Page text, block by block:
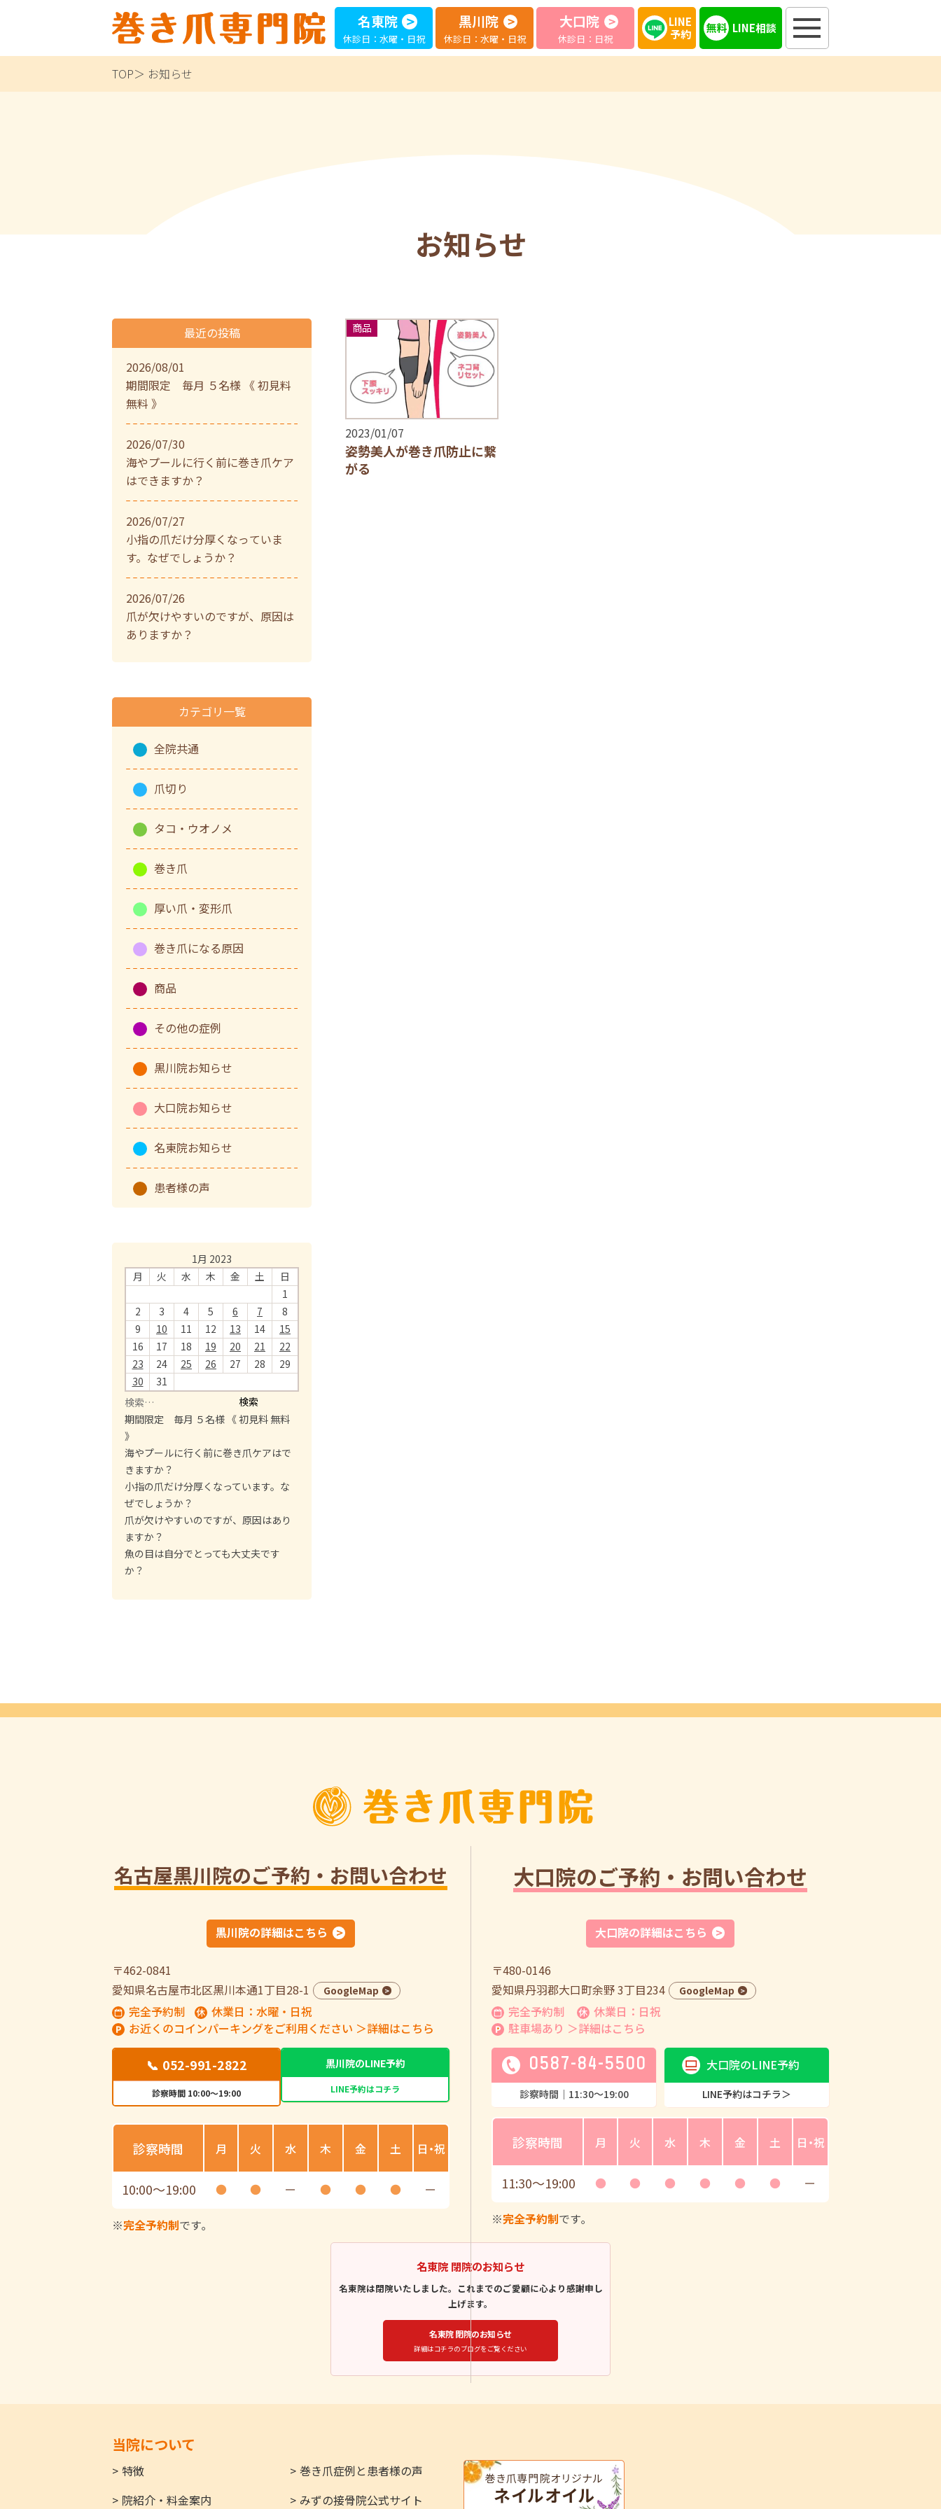
名東院
休診日：水曜・日祝
黒川院
休診日：水曜・日祝
大口院
休診日：日祝
LINE
予約
LINE相談
TOP お知らせ
お知らせ
商品
2023/01/07
姿勢美人が巻き爪防止に繋
がる
最近の投稿
2026/08/01
期間限定 毎月 ５名様 《 初見料
無料 》
2026/07/30
海やプールに行く前に巻き爪ケア
はできますか？
2026/07/27
小指の爪だけ分厚くなっていま
す。なぜでしょうか？
2026/07/26
爪が欠けやすいのですが、原因は
ありますか？
カテゴリ一覧
全院共通
爪切り
タコ・ウオノメ
巻き爪
厚い爪・変形爪
巻き爪になる原因
商品
その他の症例
黒川院お知らせ
大口院お知らせ
名東院お知らせ
患者様の声
1月 2023
月
火 水 木 金 土
日
1
2
3 4 5 6 7
8
9
10 11 12 13 14
15
16
17 18 19 20 21
22
23
24 25 26 27 28
29
30
31
検
索
:
期間限定 毎月 ５名様 《 初見料 無料
》
海やプールに行く前に巻き爪ケアはで
きますか？
小指の爪だけ分厚くなっています。な
ぜでしょうか？
爪が欠けやすいのですが、原因はあり
ますか？
魚の目は自分でとっても大丈夫です
か？
名古屋黒川院のご予約・お問い合わせ
黒川院の詳細はこちら
〒462-0841
愛知県名古屋市北区黒川本通1丁目28-1
GoogleMap
完全予約制
休業日：水曜・日祝
お近くのコインパーキングをご利用ください ＞詳細はこちら
📞 052-991-2822
診察時間 10:00～19:00
黒川院のLINE予約
LINE予約はコチラ
診察時間 月 火 水 木 金 土 日・祝
10:00〜19:00 ● ● ー ● ● ● ー
※完全予約制です｡
大口院のご予約・お問い合わせ
大口院の詳細はこちら
〒480-0146
愛知県丹羽郡大口町余野 3丁目234
GoogleMap
完全予約制
休業日：日祝
駐車場あり ＞詳細はこちら
0587-84-5500
診察時間｜ 11:30〜19:00
大口院のLINE予約
LINE予約はコチラ＞
診察時間 月 火 水 木 金 土 日・祝
11:30〜19:00 ● ● ● ● ● ● ー
※完全予約制です｡
名東院 閉院のお知らせ
名東院は閉院いたしました。これまでのご愛顧に心より感謝申し
上げます。
名東院 閉院のお知らせ
詳細はコチラのブログをご覧ください
当院について
特徴
院紹介・料金案内
巻き爪症例と患者様の声
みずの接骨院公式サイト